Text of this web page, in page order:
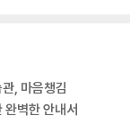
, 마음챙김
완벽한 안내서